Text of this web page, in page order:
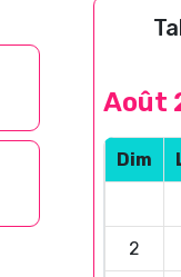
Août
Dim
2